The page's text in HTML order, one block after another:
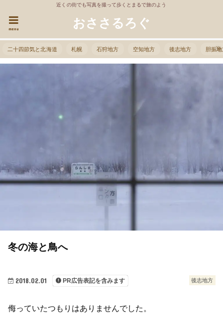
近くの街でも写真を撮って歩くとまるで旅のよう
おささるろぐ
menu
二十四節気と北海道 札幌 石狩地方 空知地方 後志地方 胆振
後志地方
2018.02.01 PR広告表記を含みます
冬の海と鳥へ
侮っていたつもりはありませんでした。